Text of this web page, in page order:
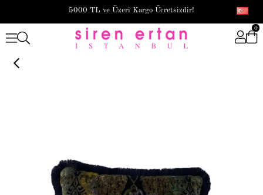
5000 TL ve Üzeri Kargo Ücretsizdir!
0